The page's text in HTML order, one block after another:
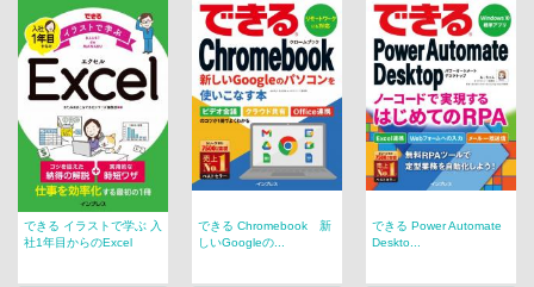
できる イラストで学ぶ 入
社1年目からのExcel
できる Chromebook 新
しいGoogleの...
できる Power Automate
Deskto...